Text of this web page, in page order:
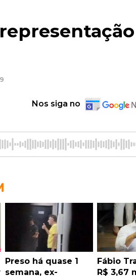
Nos siga no
Preso há quase 1
semana, ex-
Fábio
R$ 3,67